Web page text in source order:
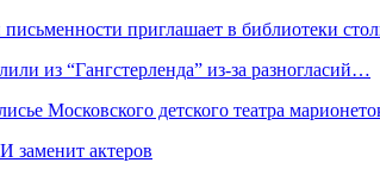
приглашает в библиотеки
из “Гангстерленда” из-за разногласий…
Московского детского театра
заменит актеров